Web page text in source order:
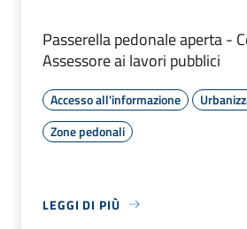
Passerella pedonale aperta -
Assessore ai lavori pubblici
Accesso all'informazione
Zone pedonali
LEGGI DI PIÙ